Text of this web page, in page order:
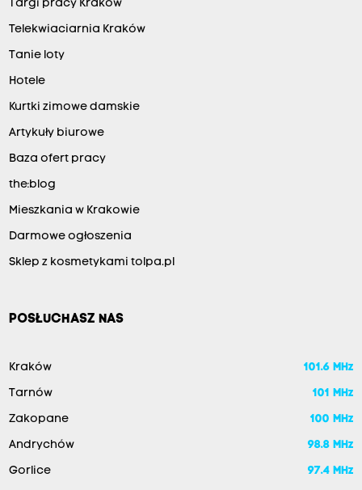
Targi pracy Kraków
Telekwiaciarnia Kraków
Tanie loty
Hotele
Kurtki zimowe damskie
Artykuły biurowe
Baza ofert pracy
the:blog
Mieszkania w Krakowie
Darmowe ogłoszenia
Sklep z kosmetykami tolpa.pl
POSŁUCHASZ NAS
Kraków 101.6 MHz
Tarnów 101 MHz
Zakopane 100 MHz
Andrychów 98.8 MHz
Gorlice 97.4 MHz